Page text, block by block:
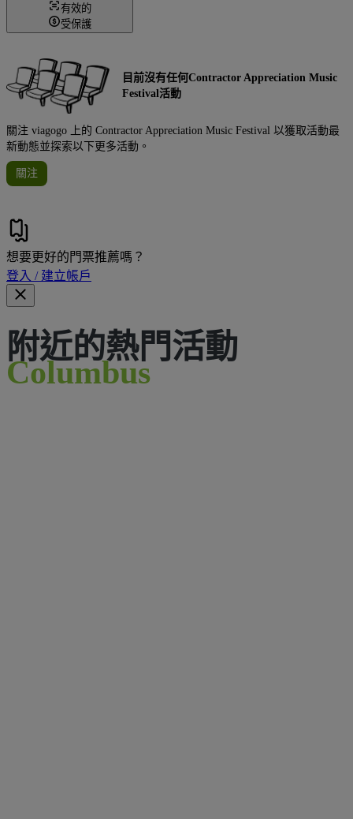
有效的
受保護
目前沒有任何Contractor Appreciation Music
Festival活動
關注 viagogo 上的 Contractor Appreciation Music Festival 以獲取活動最
新動態並探索以下更多活動。
關注
想要更好的門票推薦嗎？
登入 / 建立帳戶
附近的熱門活動
Columbus